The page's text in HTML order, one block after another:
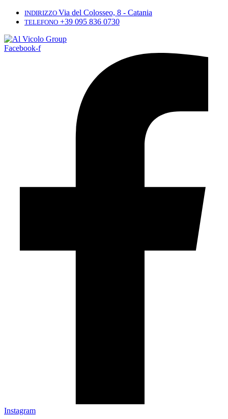
INDIRIZZO Via del Colosseo, 8 - Catania
TELEFONO +39 095 836 0730
Facebook-f
Instagram